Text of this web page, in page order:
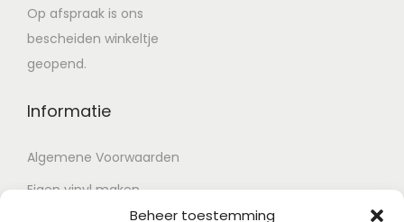
Beheer toestemming
Op afspraak is ons
bescheiden winkeltje
geopend.
Informatie
Algemene Voorwaarden
Eigen vinyl maken